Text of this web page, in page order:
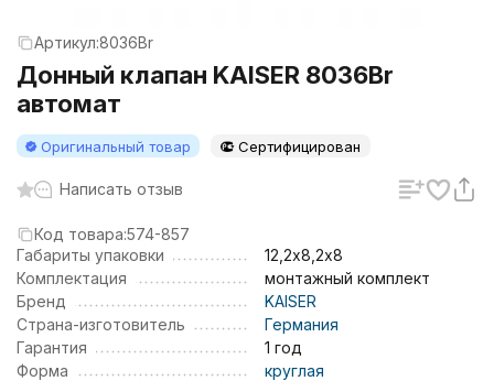
Артикул:8036Br
Донный клапан KAISER 8036Br
автомат
Оригинальный товар Сертифицирован
Написать отзыв
Код товара:574-857
Габариты упаковки
12,2х8,2х8
Комплектация
монтажный комплект
Бренд
KAISER
Страна-изготовитель
Германия
Гарантия
1 год
Форма
круглая